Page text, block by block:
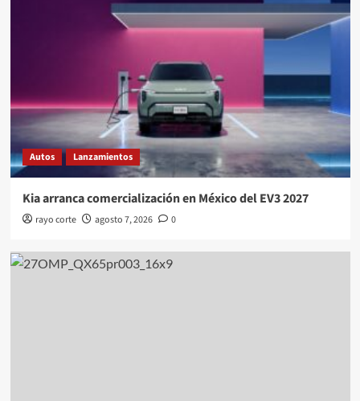
Autos Lanzamientos
Kia arranca comercialización en México del EV3 2027
rayo corte agosto 7, 2026 0